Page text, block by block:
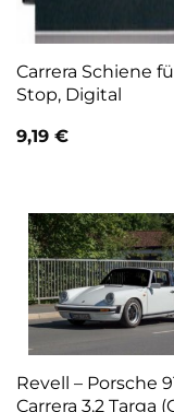
Carrera Schiene
Stop, Digital
9,19 €
Revell – Porsche
Carrera 3.2 Targa